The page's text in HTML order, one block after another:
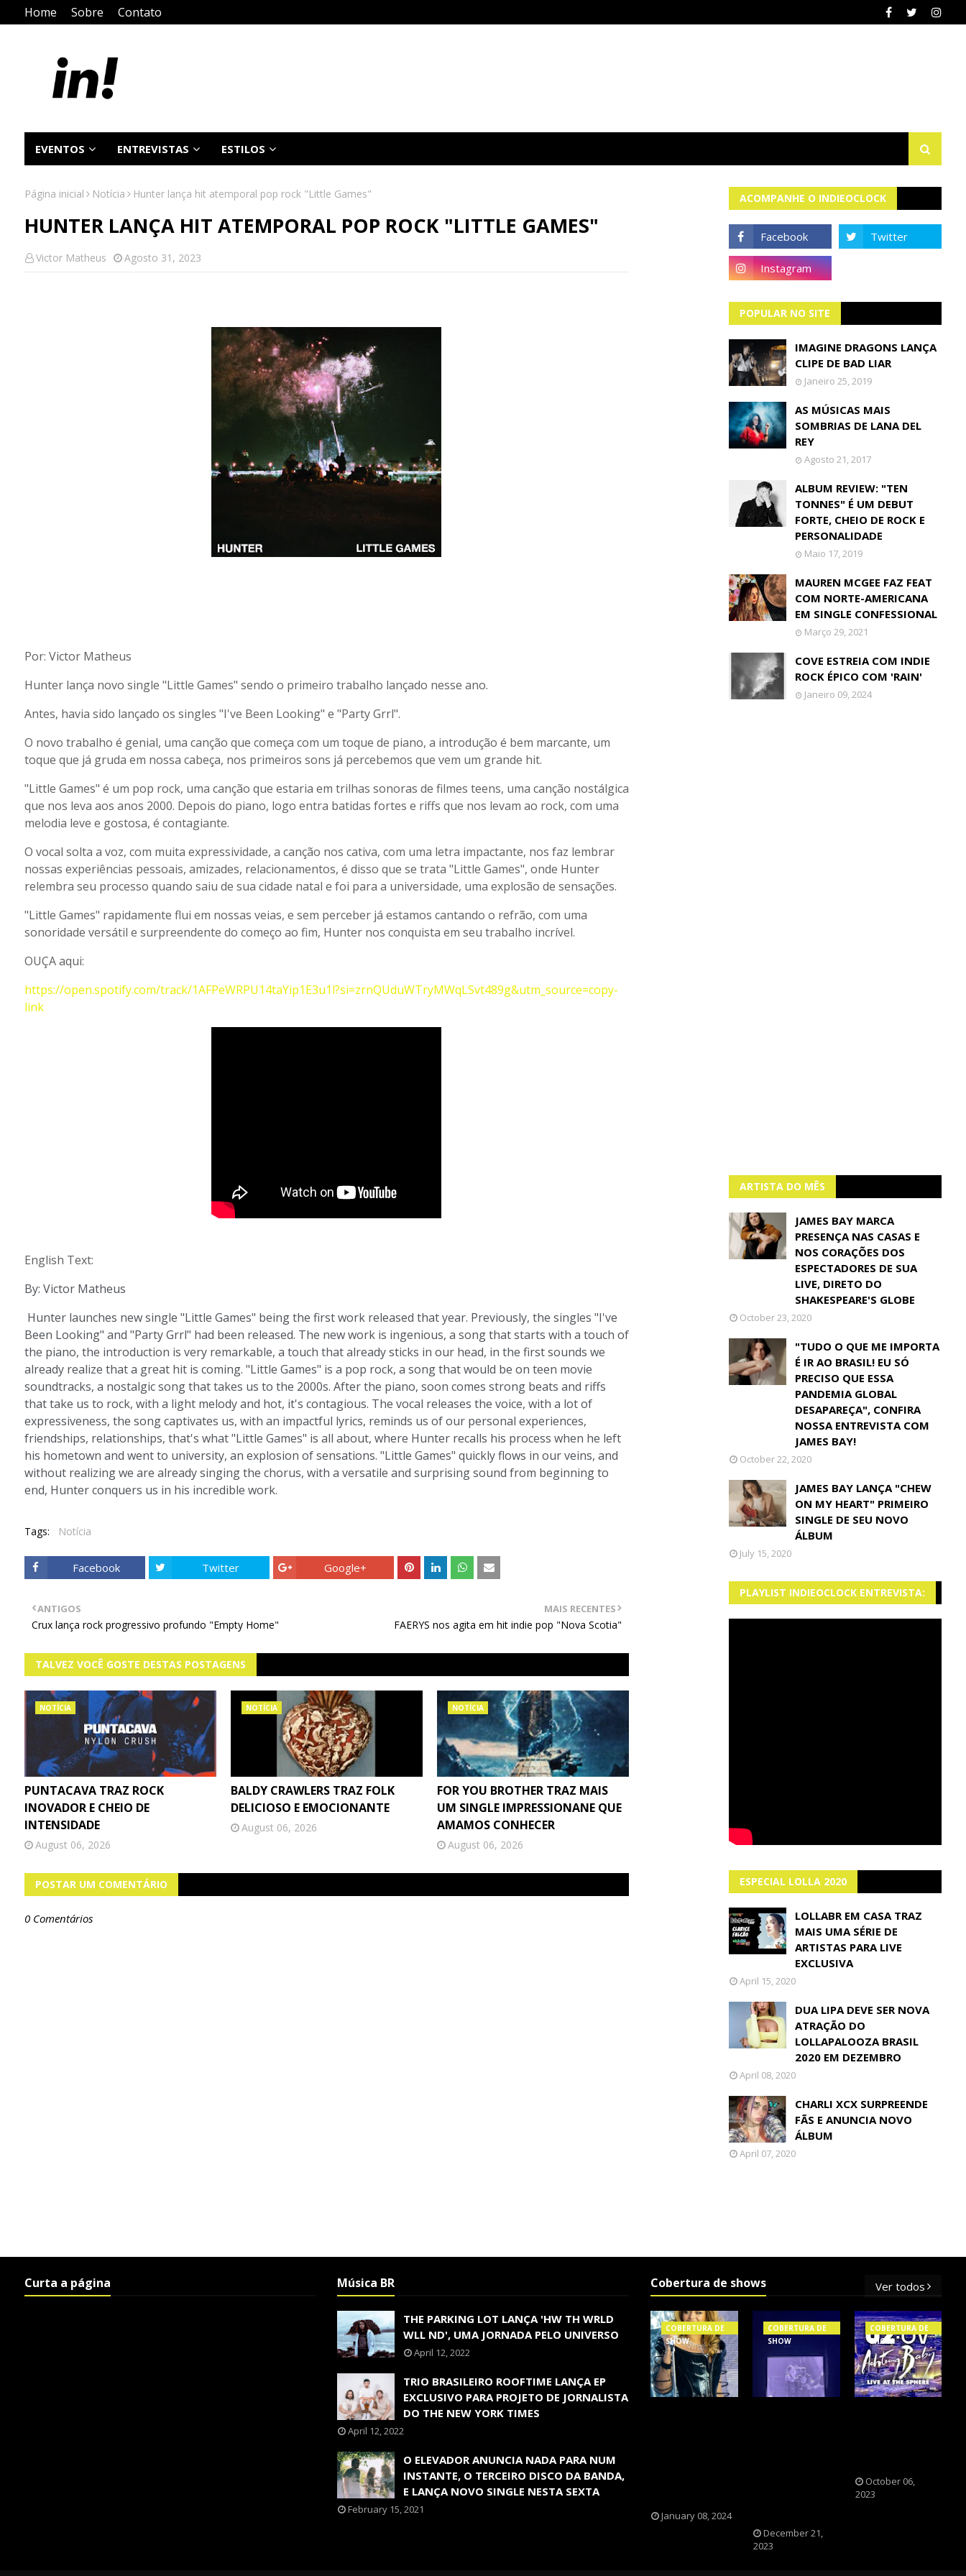
Home Sobre Contato
EVENTOS ENTREVISTAS ESTILOS
Página inicial Notícia Hunter lança hit atemporal pop rock "Little Games"
HUNTER LANÇA HIT ATEMPORAL POP ROCK "LITTLE GAMES"
Victor Matheus Agosto 31, 2023
Por: Victor Matheus
Hunter lança novo single "Little Games" sendo o primeiro trabalho lançado nesse ano.
Antes, havia sido lançado os singles "I've Been Looking" e "Party Grrl".
O novo trabalho é genial, uma canção que começa com um toque de piano, a introdução é bem marcante, um
toque que já gruda em nossa cabeça, nos primeiros sons já percebemos que vem um grande hit.
"Little Games" é um pop rock, uma canção que estaria em trilhas sonoras de filmes teens, uma canção nostálgica
que nos leva aos anos 2000. Depois do piano, logo entra batidas fortes e riffs que nos levam ao rock, com uma
melodia leve e gostosa, é contagiante.
O vocal solta a voz, com muita expressividade, a canção nos cativa, com uma letra impactante, nos faz lembrar
nossas experiências pessoais, amizades, relacionamentos, é disso que se trata "Little Games", onde Hunter
relembra seu processo quando saiu de sua cidade natal e foi para a universidade, uma explosão de sensações.
"Little Games" rapidamente flui em nossas veias, e sem perceber já estamos cantando o refrão, com uma
sonoridade versátil e surpreendente do começo ao fim, Hunter nos conquista em seu trabalho incrível.
OUÇA aqui:
https://open.spotify.com/track/1AFPeWRPU14taYip1E3u1l?si=zrnQUduWTryMWqLSvt489g&utm_source=copy-
link
English Text:
By: Victor Matheus
Hunter launches new single "Little Games" being the first work released that year. Previously, the singles "I've
Been Looking" and "Party Grrl" had been released. The new work is ingenious, a song that starts with a touch of
the piano, the introduction is very remarkable, a touch that already sticks in our head, in the first sounds we
already realize that a great hit is coming. "Little Games" is a pop rock, a song that would be on teen movie
soundtracks, a nostalgic song that takes us to the 2000s. After the piano, soon comes strong beats and riffs
that take us to rock, with a light melody and hot, it's contagious. The vocal releases the voice, with a lot of
expressiveness, the song captivates us, with an impactful lyrics, reminds us of our personal experiences,
friendships, relationships, that's what "Little Games" is all about, where Hunter recalls his process when he left
his hometown and went to university, an explosion of sensations. "Little Games" quickly flows in our veins, and
without realizing we are already singing the chorus, with a versatile and surprising sound from beginning to
end, Hunter conquers us in his incredible work.
Tags: Notícia
Facebook Twitter Google+
MAIS RECENTES
FAERYS nos agita em hit indie pop "Nova Scotia"
ANTIGOS
Crux lança rock progressivo profundo "Empty Home"
TALVEZ VOCÊ GOSTE DESTAS POSTAGENS
NOTÍCIA
PUNTACAVA TRAZ ROCK
INOVADOR E CHEIO DE
INTENSIDADE
August 06, 2026
NOTÍCIA
BALDY CRAWLERS TRAZ FOLK
DELICIOSO E EMOCIONANTE
August 06, 2026
NOTÍCIA
FOR YOU BROTHER TRAZ MAIS
UM SINGLE IMPRESSIONANE QUE
AMAMOS CONHECER
August 06, 2026
POSTAR UM COMENTÁRIO
0 Comentários
ACOMPANHE O INDIEOCLOCK
POPULAR NO SITE
IMAGINE DRAGONS LANÇA
CLIPE DE BAD LIAR
Janeiro 25, 2019
AS MÚSICAS MAIS
SOMBRIAS DE LANA DEL
REY
Agosto 21, 2017
ALBUM REVIEW: "TEN
TONNES" É UM DEBUT
FORTE, CHEIO DE ROCK E
PERSONALIDADE
Maio 17, 2019
MAUREN MCGEE FAZ FEAT
COM NORTE-AMERICANA
EM SINGLE CONFESSIONAL
Março 29, 2021
COVE ESTREIA COM INDIE
ROCK ÉPICO COM 'RAIN'
Janeiro 09, 2024
ARTISTA DO MÊS
JAMES BAY MARCA
PRESENÇA NAS CASAS E
NOS CORAÇÕES DOS
ESPECTADORES DE SUA
LIVE, DIRETO DO
SHAKESPEARE'S GLOBE
October 23, 2020
"TUDO O QUE ME IMPORTA
É IR AO BRASIL! EU SÓ
PRECISO QUE ESSA
PANDEMIA GLOBAL
DESAPAREÇA", CONFIRA
NOSSA ENTREVISTA COM
JAMES BAY!
October 22, 2020
JAMES BAY LANÇA "CHEW
ON MY HEART" PRIMEIRO
SINGLE DE SEU NOVO
ÁLBUM
July 15, 2020
PLAYLIST INDIEOCLOCK ENTREVISTA:
ESPECIAL LOLLA 2020
LOLLABR EM CASA TRAZ
MAIS UMA SÉRIE DE
ARTISTAS PARA LIVE
EXCLUSIVA
April 15, 2020
DUA LIPA DEVE SER NOVA
ATRAÇÃO DO
LOLLAPALOOZA BRASIL
2020 EM DEZEMBRO
April 08, 2020
CHARLI XCX SURPREENDE
FÃS E ANUNCIA NOVO
ÁLBUM
April 07, 2020
Curta a página Música BR
THE PARKING LOT LANÇA 'HW TH WRLD
WLL ND', UMA JORNADA PELO UNIVERSO
April 12, 2022
TRIO BRASILEIRO ROOFTIME LANÇA EP
EXCLUSIVO PARA PROJETO DE JORNALISTA
DO THE NEW YORK TIMES
April 12, 2022
O ELEVADOR ANUNCIA NADA PARA NUM
INSTANTE, O TERCEIRO DISCO DA BANDA,
E LANÇA NOVO SINGLE NESTA SEXTA
February 15, 2021
Cobertura de shows Ver todos
COBERTURA DE
SHOW
January 08, 2024
COBERTURA DE
SHOW
December 21,
2023
COBERTURA DE
SHOW
October 06,
2023